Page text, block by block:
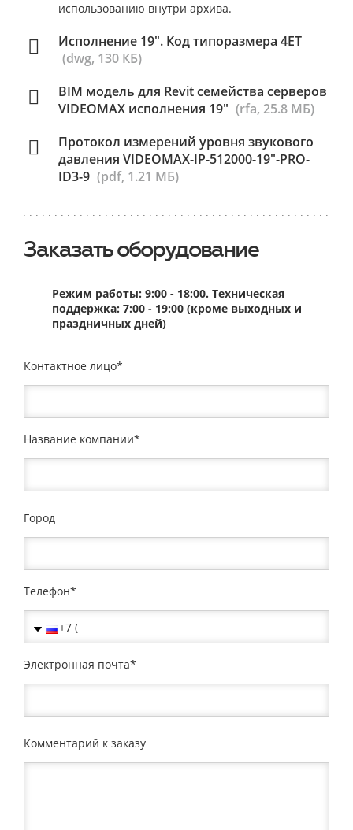
использованию внутри архива.
Исполнение 19". Код типоразмера 4ET
(dwg, 130 КБ)
BIM модель для Revit семейства серверов
VIDEOMAX исполнения 19" (rfa, 25.8 МБ)
Протокол измерений уровня звукового
давления VIDEOMAX-IP-512000-19"-PRO-
ID3-9 (pdf, 1.21 МБ)
Заказать оборудование
Режим работы: 9:00 - 18:00. Техническая
поддержка: 7:00 - 19:00 (кроме выходных и
праздничных дней)
Контактное лицо
Название компании
Город
Телефон
Электронная почта
Комментарий к заказу